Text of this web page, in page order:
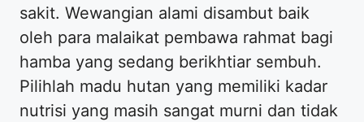
sakit. Wewangian alami disambut baik
oleh para malaikat pembawa rahmat bagi
hamba yang sedang berikhtiar sembuh.
Pilihlah madu hutan yang memiliki kadar
nutrisi yang masih sangat murni dan tidak